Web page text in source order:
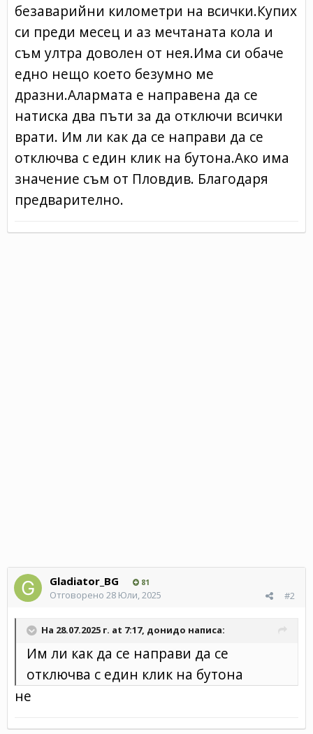
безаварийни километри на всички.Купих
си преди месец и аз мечтаната кола и
съм ултра доволен от нея.Има си обаче
едно нещо което безумно ме
дразни.Алармата е направена да се
натиска два пъти за да отключи всички
врати. Им ли как да се направи да се
отключва с един клик на бутона.Ако има
значение съм от Пловдив. Благодаря
предварително.
Gladiator_BG 81
#2
Отговорено 28 Юли, 2025
На 28.07.2025 г. at 7:17, донидо написа:
Им ли как да се направи да се
отключва с един клик на бутона
не